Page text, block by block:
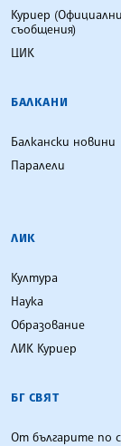
Куриер
съобщения)
ЦИК
БАЛКАНИ
Балкански новини
Паралели
ЛИК
Култура
Наука
Образование
ЛИК Куриер
БГ СВЯТ
От българите по